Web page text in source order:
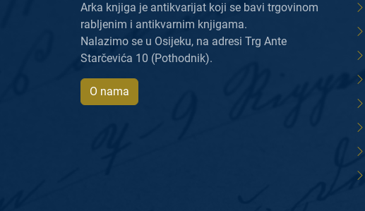
Arka knjiga je antikvarijat koji se bavi trgovinom
rabljenim i antikvarnim knjigama.
Nalazimo se u Osijeku, na adresi Trg Ante
Starčevića 10 (Pothodnik).
O nama